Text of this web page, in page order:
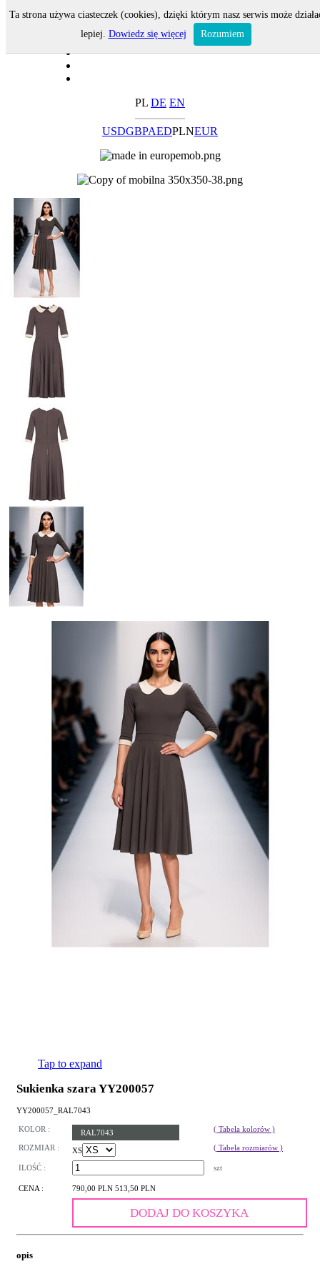
PL DE EN
USDGBPAEDPLNEUR
Tap to expand
Sukienka szara YY200057
YY200057_RAL7043
KOLOR : RAL7043 ( Tabela kolorów )
ROZMIAR : XS ( Tabela rozmiarów )
ILOŚĆ : szt
CENA : 790,00 PLN 513,50 PLN
DODAJ DO KOSZYKA
opis
Ta strona używa ciasteczek (cookies), dzięki którym nasz serwis może
lepiej. Dowiedz się więcej Rozumiem